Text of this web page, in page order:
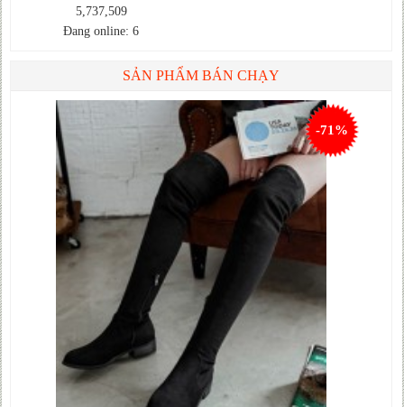
5,737,509
Đang online: 6
SẢN PHẨM BÁN CHẠY
-71%